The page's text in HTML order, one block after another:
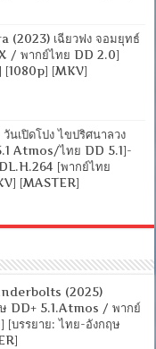
(2023) เฉียวฟง จอมยุทธ์
/ พากย์ไทย DD 2.0]
[1080p] [MKV]
เปิดโปง ไขปริศนาลวง
Atmos/ไทย DD 5.1]-
[พากย์ไทย
[MASTER]
(2025)
ษ DD+ 5.1.Atmos / พากย์
บรรยาย: ไทย-อังกฤษ